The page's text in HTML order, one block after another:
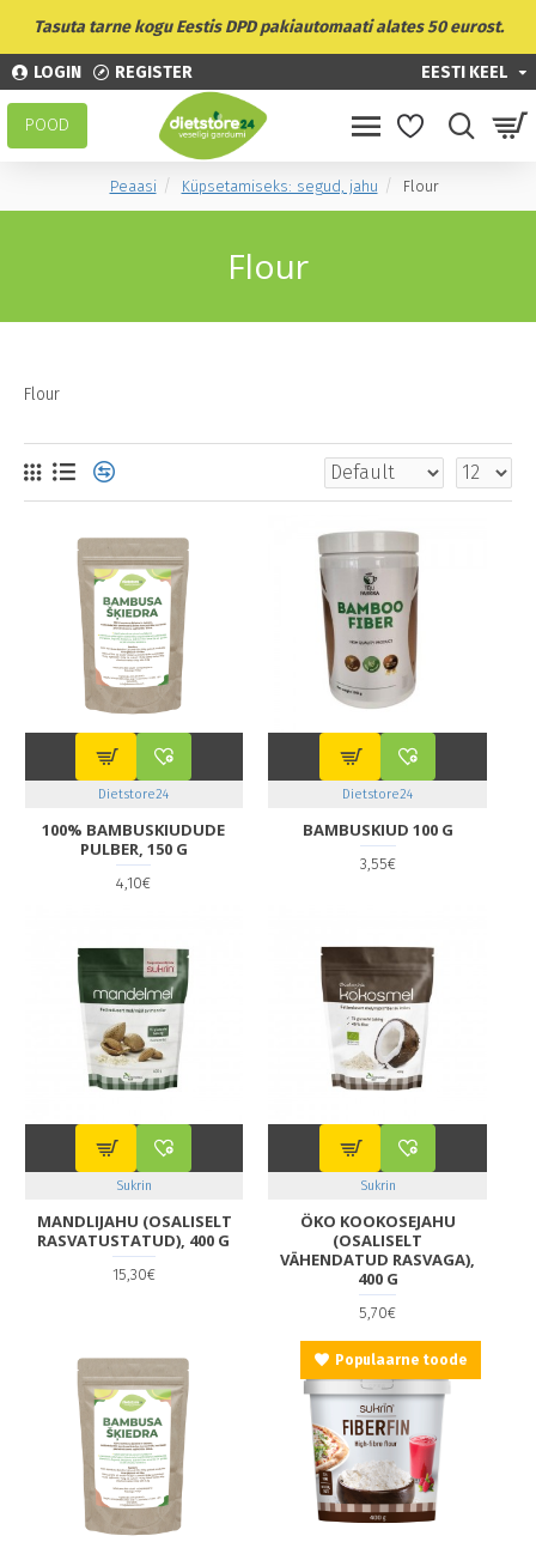
Tasuta tarne kogu Eestis DPD pakiautomaati alates 50 eurost.
LOGIN REGISTER EESTI KEEL
POOD
Peaasi Küpsetamiseks: segud, jahu Flour
Flour
Flour
Dietstore24
100% BAMBUSKIUDUDE
PULBER, 150 G
4,10€
Dietstore24
BAMBUSKIUD 100 G
3,55€
Sukrin
MANDLIJAHU (OSALISELT
RASVATUSTATUD), 400 G
15,30€
Sukrin
ÖKO KOOKOSEJAHU
(OSALISELT
VÄHENDATUD RASVAGA),
400 G
5,70€
Populaarne toode